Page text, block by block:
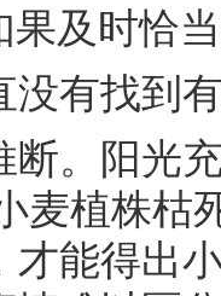
及时恰当
有找到有
。阳光充
麦植株枯
才能得出